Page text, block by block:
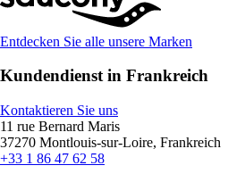
Entdecken Sie alle unsere Marken
Kundendienst in Frankreich
Kontaktieren Sie uns
11 rue Bernard Maris
37270 Montlouis-sur-Loire, Frankreich
+33 1 86 47 62 58